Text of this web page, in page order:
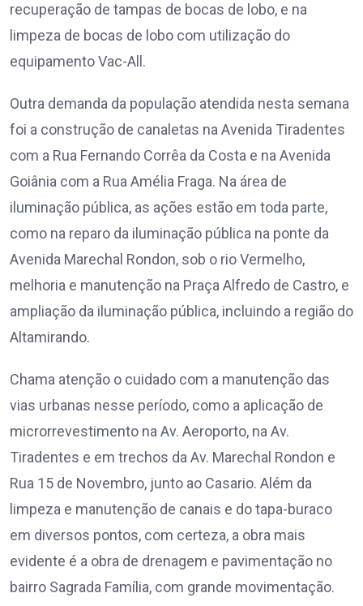
recuperação de tampas de bocas de lobo, e na
limpeza de bocas de lobo com utilização do
equipamento Vac-All.
Outra demanda da população atendida nesta semana
foi a construção de canaletas na Avenida Tiradentes
com a Rua Fernando Corrêa da Costa e na Avenida
Goiânia com a Rua Amélia Fraga. Na área de
iluminação pública, as ações estão em toda parte,
como na reparo da iluminação pública na ponte da
Avenida Marechal Rondon, sob o rio Vermelho,
melhoria e manutenção na Praça Alfredo de Castro, e
ampliação da iluminação pública, incluindo a região do
Altamirando.
Chama atenção o cuidado com a manutenção das
vias urbanas nesse período, como a aplicação de
microrrevestimento na Av. Aeroporto, na Av.
Tiradentes e em trechos da Av. Marechal Rondon e
Rua 15 de Novembro, junto ao Casario. Além da
limpeza e manutenção de canais e do tapa-buraco
em diversos pontos, com certeza, a obra mais
evidente é a obra de drenagem e pavimentação no
bairro Sagrada Família, com grande movimentação.